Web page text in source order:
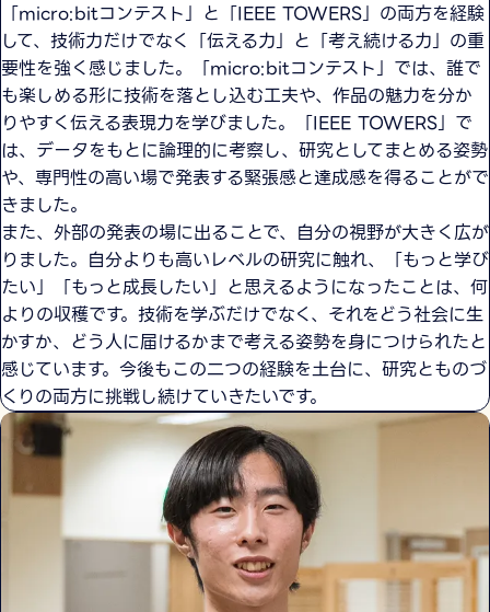
「micro:bitコンテスト」と「IEEE TOWERS」の両方を経験
して、技術力だけでなく「伝える力」と「考え続ける力」の重
要性を強く感じました。「micro:bitコンテスト」では、誰で
も楽しめる形に技術を落とし込む工夫や、作品の魅力を分か
りやすく伝える表現力を学びました。「IEEE TOWERS」で
は、データをもとに論理的に考察し、研究としてまとめる姿勢
や、専門性の高い場で発表する緊張感と達成感を得ることがで
きました。
また、外部の発表の場に出ることで、自分の視野が大きく広が
りました。自分よりも高いレベルの研究に触れ、「もっと学び
たい」「もっと成長したい」と思えるようになったことは、何
よりの収穫です。技術を学ぶだけでなく、それをどう社会に生
かすか、どう人に届けるかまで考える姿勢を身につけられたと
感じています。今後もこの二つの経験を土台に、研究とものづ
くりの両方に挑戦し続けていきたいです。